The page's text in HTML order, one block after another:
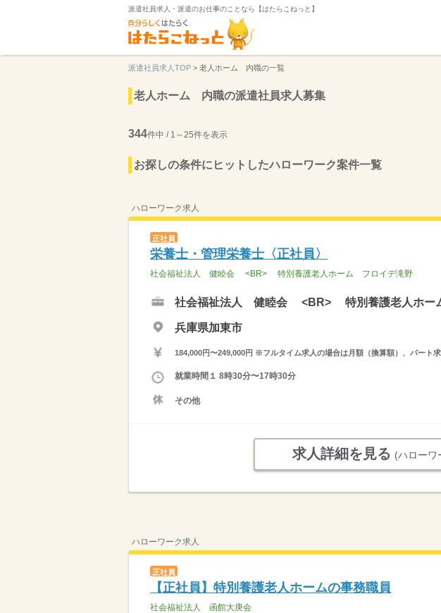
派遣社員求人・派遣のお仕事のことなら【はたらこねっと】
派遣社員求人TOP > 老人ホーム 内職の一覧
老人ホーム 内職の派遣社員求人募集
344件中 / 1～25件を表示
お探しの条件にヒットしたハローワーク案件一覧
ハローワーク求人
正社員
栄養士・管理栄養士〈正社員〉
社会福祉法人 健睦会 <BR> 特別養護老人ホーム フロイデ滝野
社会福祉法人 健睦会 <BR> 特別養護老人ホー
兵庫県加東市
184,000円〜249,000円 ※フルタイム求人の場合は月額（換算額）、パート
就業時間１ 8時30分〜17時30分
その他
求人詳細を見る (ハローワ
ハローワーク求人
正社員
【正社員】特別養護老人ホームの事務職員
社会福祉法人 函館大庚会